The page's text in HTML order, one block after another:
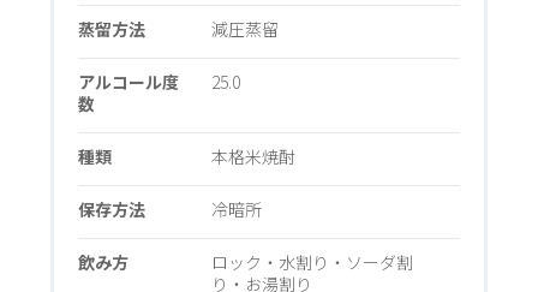
蒸留方法 減圧蒸留
アルコール度
数
25.0
種類 本格米焼酎
保存方法 冷暗所
飲み方
ロック・水割り・ソーダ割
り・お湯割り